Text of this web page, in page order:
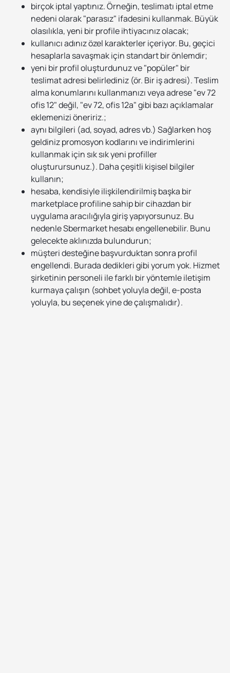
birçok iptal yaptınız. Örneğin, teslimatı iptal etme
nedeni olarak "parasız" ifadesini kullanmak. Büyük
olasılıkla, yeni bir profile ihtiyacınız olacak;
kullanıcı adınız özel karakterler içeriyor. Bu, geçici
hesaplarla savaşmak için standart bir önlemdir;
yeni bir profil oluşturdunuz ve "popüler" bir
teslimat adresi belirlediniz (ör. Bir iş adresi). Teslim
alma konumlarını kullanmanızı veya adrese "ev 72
ofis 12" değil, "ev 72, ofis 12a" gibi bazı açıklamalar
eklemenizi öneririz.;
aynı bilgileri (ad, soyad, adres vb.) Sağlarken hoş
geldiniz promosyon kodlarını ve indirimlerini
kullanmak için sık sık yeni profiller
oluşturursunuz.). Daha çeşitli kişisel bilgiler
kullanın;
hesaba, kendisiyle ilişkilendirilmiş başka bir
marketplace profiline sahip bir cihazdan bir
uygulama aracılığıyla giriş yapıyorsunuz. Bu
nedenle Sbermarket hesabı engellenebilir. Bunu
gelecekte aklınızda bulundurun;
müşteri desteğine başvurduktan sonra profil
engellendi. Burada dedikleri gibi yorum yok. Hizmet
şirketinin personeli ile farklı bir yöntemle iletişim
kurmaya çalışın (sohbet yoluyla değil, e-posta
yoluyla, bu seçenek yine de çalışmalıdır).